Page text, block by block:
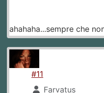
ahahaha...sempre che
#11
Farvatus